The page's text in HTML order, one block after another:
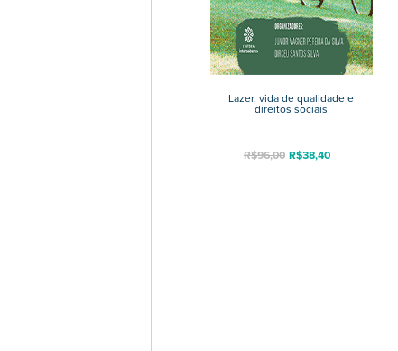
Lazer, vida de qualidade e
direitos sociais
R$96,00 R$38,40